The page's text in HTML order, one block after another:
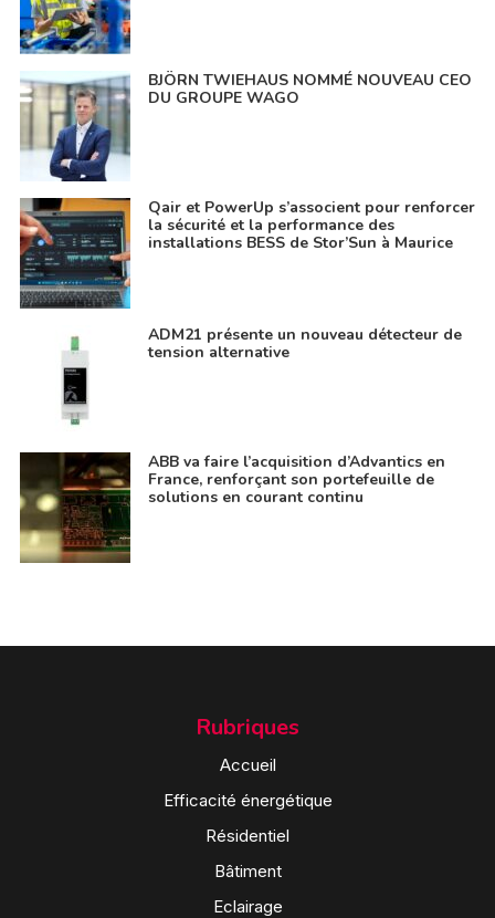
BJÖRN TWIEHAUS NOMMÉ NOUVEAU CEO
DU GROUPE WAGO
Qair et PowerUp s’associent pour renforcer
la sécurité et la performance des
installations BESS de Stor’Sun à Maurice
ADM21 présente un nouveau détecteur de
tension alternative
ABB va faire l’acquisition d’Advantics en
France, renforçant son portefeuille de
solutions en courant continu
Rubriques
Accueil
Efficacité énergétique
Résidentiel
Bâtiment
Eclairage